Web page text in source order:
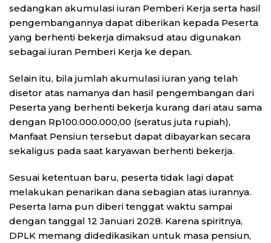
sedangkan akumulasi iuran Pemberi Kerja serta hasil
pengembangannya dapat diberikan kepada Peserta
yang berhenti bekerja dimaksud atau digunakan
sebagai iuran Pemberi Kerja ke depan.
Selain itu, bila jumlah akumulasi iuran yang telah
disetor atas namanya dan hasil pengembangan dari
Peserta yang berhenti bekerja kurang dari atau sama
dengan Rp100.000.000,00 (seratus juta rupiah),
Manfaat Pensiun tersebut dapat dibayarkan secara
sekaligus pada saat karyawan berhenti bekerja.
Sesuai ketentuan baru, peserta tidak lagi dapat
melakukan penarikan dana sebagian atas iurannya.
Peserta lama pun diberi tenggat waktu sampai
dengan tanggal 12 Januari 2028. Karena spiritnya,
DPLK memang didedikasikan untuk masa pensiun,